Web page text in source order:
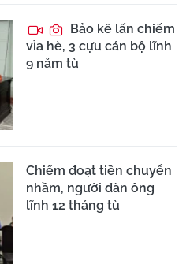
Bảo kê lấn chiếm
vỉa hè, 3 cựu cán bộ lĩnh
9 năm tù
Chiếm đoạt tiền chuyển
nhầm, người đàn ông
lĩnh 12 tháng tù